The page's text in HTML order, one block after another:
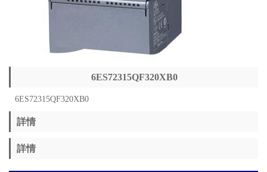
6ES72315QF320XB0
6ES72315QF320XB0
詳情
詳情